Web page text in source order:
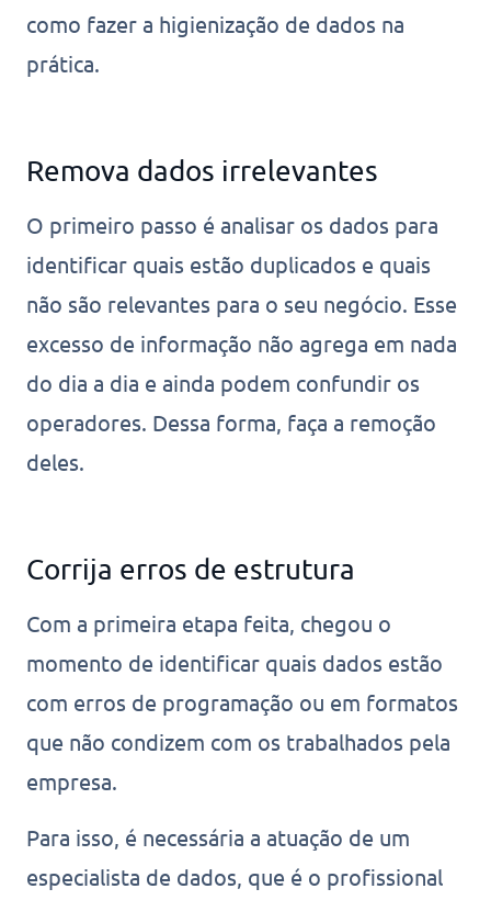
como fazer a higienização de dados na
prática.
Remova dados irrelevantes
O primeiro passo é analisar os dados para
identificar quais estão duplicados e quais
não são relevantes para o seu negócio. Esse
excesso de informação não agrega em nada
do dia a dia e ainda podem confundir os
operadores. Dessa forma, faça a remoção
deles.
Corrija erros de estrutura
Com a primeira etapa feita, chegou o
momento de identificar quais dados estão
com erros de programação ou em formatos
que não condizem com os trabalhados pela
empresa.
Para isso, é necessária a atuação de um
especialista de dados, que é o profissional